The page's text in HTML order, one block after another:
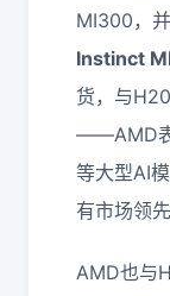
MI300，
Instinct
货，与
——AMD表
等大型AI
有市场领
AMD也与